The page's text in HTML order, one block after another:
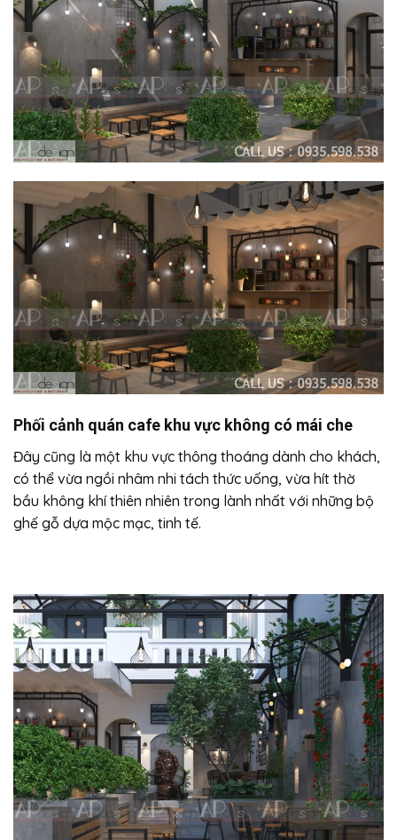
Phối cảnh quán cafe khu vực không có mái che
Đây cũng là một khu vực thông thoáng dành cho khách,
có thể vừa ngồi nhâm nhi tách thức uống, vừa hít thờ
bầu không khí thiên nhiên trong lành nhất với những bộ
ghế gỗ dựa mộc mạc, tinh tế.